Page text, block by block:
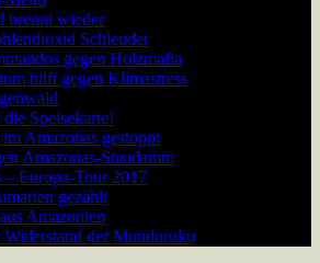
brennt wieder
Schleuder
gegen Holzmafia
hilft gegen Klimastress
Speisekarte!
im Amazonas gestoppt
Amazonas-Staudamm
Europa-Tour 2017
gezählt
Amazonien
der Munduruku